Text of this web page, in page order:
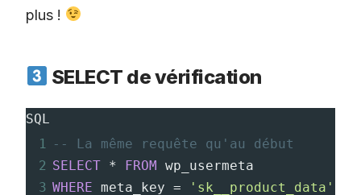
plus !
SELECT de vérification
SQL
1
-- La même requête qu'au début
2 SELECT * FROM wp_usermeta
3 WHERE meta_key = 'sk__product_data'